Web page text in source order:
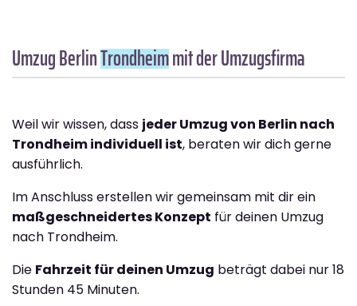
Umzug BerlinTrondheimmit der Umzugsfirma
Weil wir wissen, dass jeder Umzug von Berlin nach
Trondheim individuell ist, beraten wir dich gerne
ausführlich.
Im Anschluss erstellen wir gemeinsam mit dir ein
maßgeschneidertes Konzept für deinen Umzug
nach Trondheim.
Die Fahrzeit für deinen Umzug beträgt dabei nur 18
Stunden 45 Minuten.